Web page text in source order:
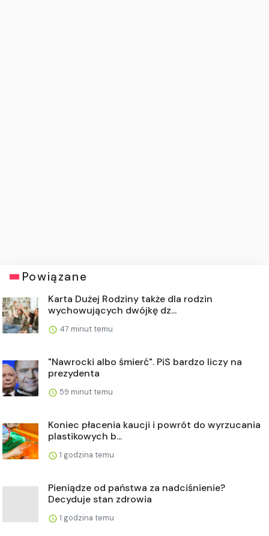
Powiązane
Karta Dużej Rodziny także dla rodzin
wychowujących dwójkę dz...
47 minut temu
"Nawrocki albo śmierć". PiS bardzo liczy na
prezydenta
59 minut temu
Koniec płacenia kaucji i powrót do wyrzucania
plastikowych b...
1 godzina temu
Pieniądze od państwa za nadciśnienie?
Decyduje stan zdrowia
1 godzina temu